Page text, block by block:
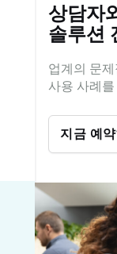
상담자
솔루션
업계의 문
사용 사례
지금 예